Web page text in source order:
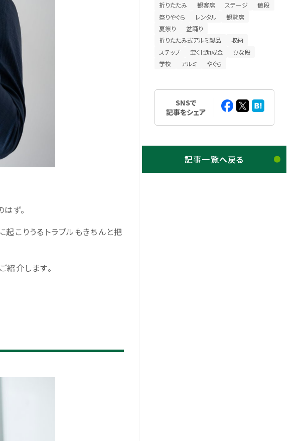
ず。
こりうるトラブルもきちんと把
介します。
折りたたみ 観客席 ステージ
値段
祭りやぐら
レンタル
観覧席
夏祭り
盆踊り
折りたたみ式アルミ製品
収納
ステップ
宝くじ助成金
ひな段
学校
アルミ やぐら
SNSで
記事をシェア
記事一覧へ戻る